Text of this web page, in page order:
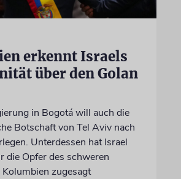
erkennt Israels
über den Golan
in Bogotá will auch die
Botschaft von Tel Aviv nach
Unterdessen hat Israel
die Opfer des schweren
zugesagt